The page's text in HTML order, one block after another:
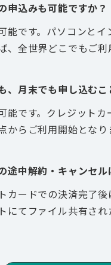
申込みも可能ですか？
能です。パソコンと
、全世界どこでもご利
、月末でも申し込むこ
能です。クレジット
からご利用開始となり
途中解約・キャンセル
カードでの決済完了
にてファイル共有さ